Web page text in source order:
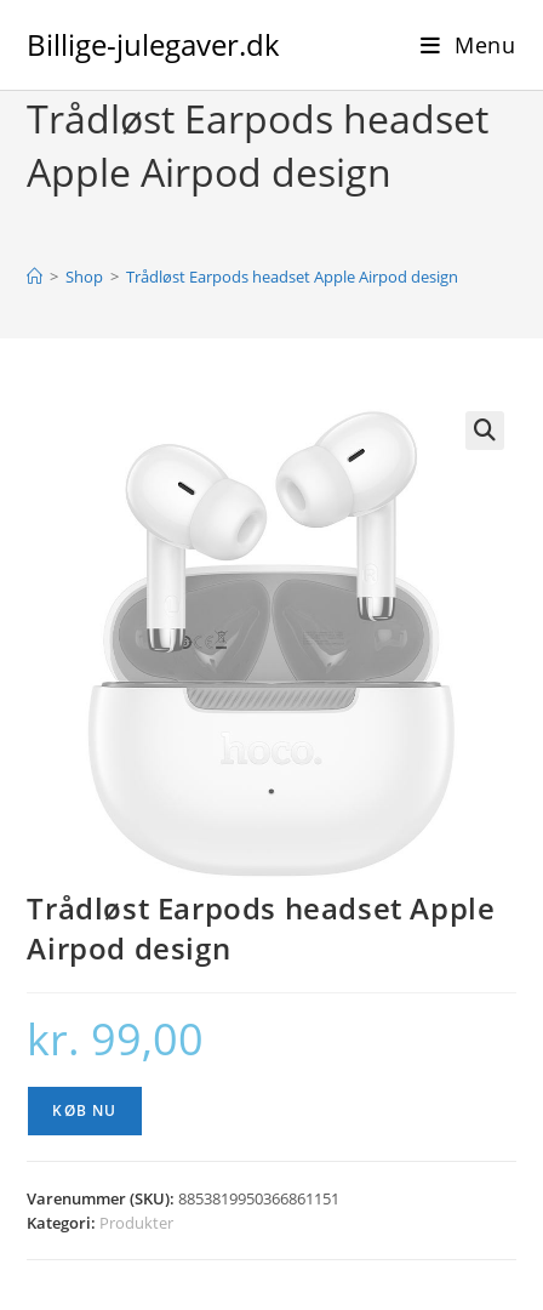
Billige-julegaver.dk Menu
Trådløst Earpods headset
Apple Airpod design
> Shop > Trådløst Earpods headset Apple Airpod design
Trådløst Earpods headset Apple
Airpod design
kr. 99,00
KØB NU
Varenummer (SKU):8853819950366861151
Kategori: Produkter